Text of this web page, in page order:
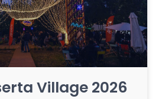
Village 2026